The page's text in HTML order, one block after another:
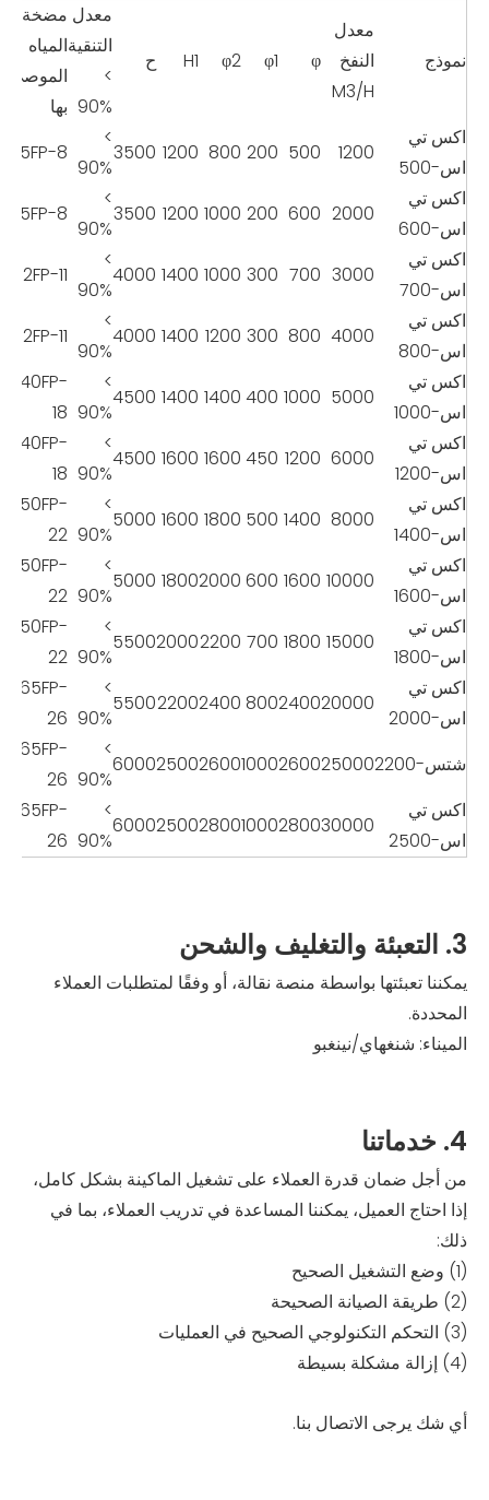
نموذج
معدل
النفخ
M3/H
φ
φ1
φ2
H1 ح
معدل
التنقية
>
90%
مضخة
المياه
الموصى
بها
اكس تي
اس-500
1200
500
200
800
1200
3500
>
90%
25FP-8
اكس تي
اس-600
2000
600
200
1000
1200
3500
>
90%
25FP-8
اكس تي
اس-700
3000
700
300
1000
1400
4000
>
90%
32FP-11
اكس تي
اس-800
4000
800
300
1200
1400
4000
>
90%
32FP-11
اكس تي
اس-1000
5000
1000
400
1400
1400
4500
>
90%
40FP-
18
اكس تي
اس-1200
6000
1200
450
1600
1600
4500
>
90%
40FP-
18
اكس تي
اس-1400
8000
1400
500
1800
1600
5000
>
90%
50FP-
22
اكس تي
اس-1600
10000
1600
600
2000
1800
5000
>
90%
50FP-
22
اكس تي
اس-1800
15000
1800
700
2200
2000
5500
>
90%
50FP-
22
اكس تي
اس-2000
20000
2400
800
2400
2200
5500
>
90%
65FP-
26
شتس-2200
25000
2600
1000
2600
2500
6000
>
90%
65FP-
26
اكس تي
اس-2500
30000
2800
1000
2800
2500
6000
>
90%
65FP-
26
3. التعبئة والتغليف والشحن
يمكننا تعبئتها بواسطة منصة نقالة، أو وفقًا لمتطلبات العملاء
المحددة.
الميناء: شنغهاي/نينغبو
4. خدماتنا
من أجل ضمان قدرة العملاء على تشغيل الماكينة بشكل كامل،
إذا احتاج العميل، يمكننا المساعدة في تدريب العملاء، بما في
ذلك:
(1) وضع التشغيل الصحيح
(2) طريقة الصيانة الصحيحة
(3) التحكم التكنولوجي الصحيح في العمليات
(4) إزالة مشكلة بسيطة
أي شك يرجى الاتصال بنا.